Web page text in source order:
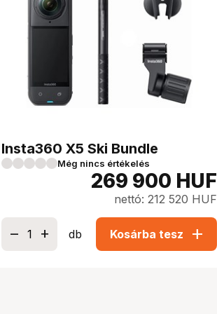
Insta360 X5 Ski Bundle
Még nincs értékelés
269 900 HUF
nettó: 212 520 HUF
db Kosárba tesz add